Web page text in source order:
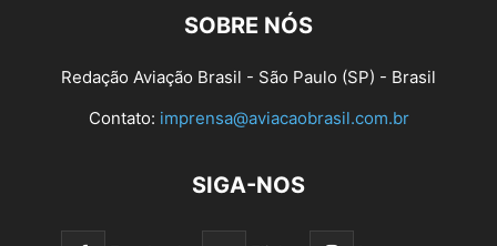
SOBRE NÓS
Redação Aviação Brasil - São Paulo (SP) - Brasil
Contato: imprensa@aviacaobrasil.com.br
SIGA-NOS